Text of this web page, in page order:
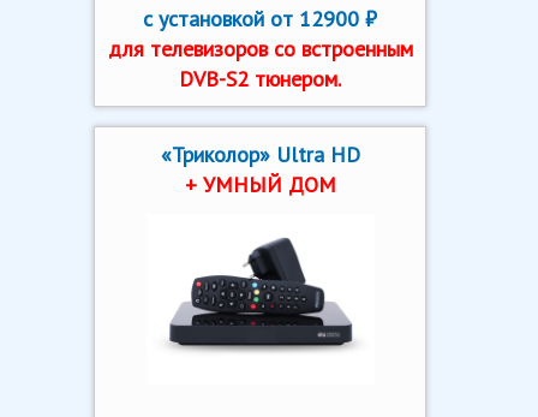
с установкой от 12900 ₽
для телевизоров со встроенным
DVB-S2 тюнером.
«Триколор» Ultra HD
+ УМНЫЙ ДОМ